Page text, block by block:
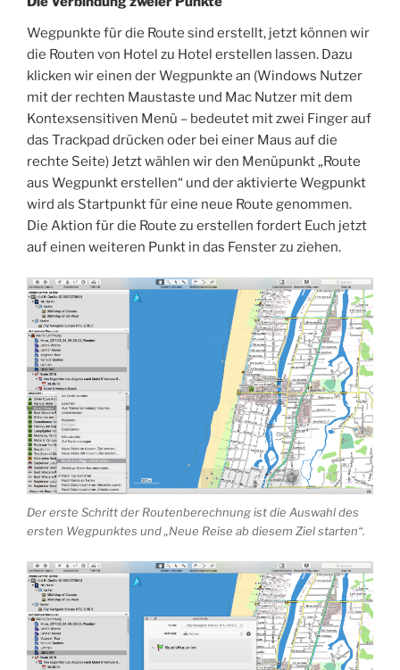
Wegpunkte für die Route sind erstellt, jetzt können wir
die Routen von Hotel zu Hotel erstellen lassen. Dazu
klicken wir einen der Wegpunkte an (Windows Nutzer
mit der rechten Maustaste und Mac Nutzer mit dem
Kontexsensitiven Menü – bedeutet mit zwei Finger auf
das Trackpad drücken oder bei einer Maus auf die
rechte Seite) Jetzt wählen wir den Menüpunkt „Route
aus Wegpunkt erstellen“ und der aktivierte Wegpunkt
wird als Startpunkt für eine neue Route genommen.
Die Aktion für die Route zu erstellen fordert Euch jetzt
auf einen weiteren Punkt in das Fenster zu ziehen.
Der erste Schritt der Routenberechnung ist die Auswahl des
ersten Wegpunktes und „Neue Reise ab diesem Ziel starten“.